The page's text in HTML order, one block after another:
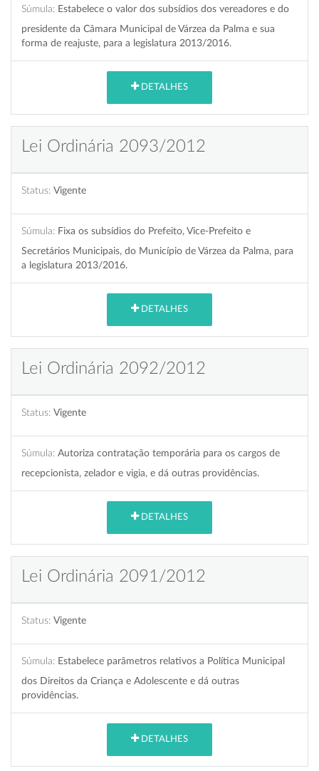
Súmula: Estabelece o valor dos subsídios dos vereadores e do
presidente da Câmara Municipal de Várzea da Palma e sua
forma de reajuste, para a legislatura 2013/2016.
DETALHES
Lei Ordinária 2093/2012
Status: Vigente
Súmula: Fixa os subsídios do Prefeito, Vice-Prefeito e
Secretários Municipais, do Município de Várzea da Palma, para
a legislatura 2013/2016.
DETALHES
Lei Ordinária 2092/2012
Status: Vigente
Súmula: Autoriza contratação temporária para os cargos de
recepcionista, zelador e vigia, e dá outras providências.
DETALHES
Lei Ordinária 2091/2012
Status: Vigente
Súmula: Estabelece parâmetros relativos a Política Municipal
dos Direitos da Criança e Adolescente e dá outras
providências.
DETALHES